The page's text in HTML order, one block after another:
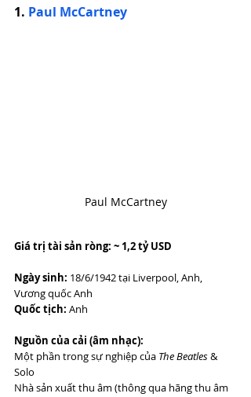
1. Paul McCartney
Paul McCartney
Giá trị tài sản ròng: ~ 1,2 tỷ USD
Ngày sinh: 18/6/1942 tại Liverpool, Anh,
Vương quốc Anh
Quốc tịch: Anh
Nguồn của cải (âm nhạc):
Một phần trong sự nghiệp của The Beatles &
Solo
Nhà sản xuất thu âm (thông qua hãng thu âm